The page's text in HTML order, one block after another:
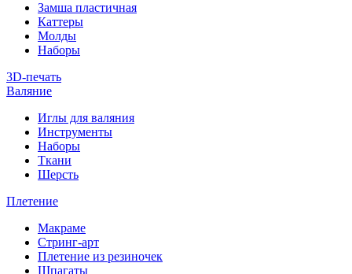
Замша пластичная
Каттеры
Молды
Наборы
3D-печать
Валяние
Иглы для валяния
Инструменты
Наборы
Ткани
Шерсть
Плетение
Макраме
Стринг-арт
Плетение из резиночек
Шпагаты